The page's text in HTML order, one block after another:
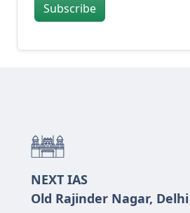
Subscribe
NEXT IAS
Old Rajinder Nagar, Delhi